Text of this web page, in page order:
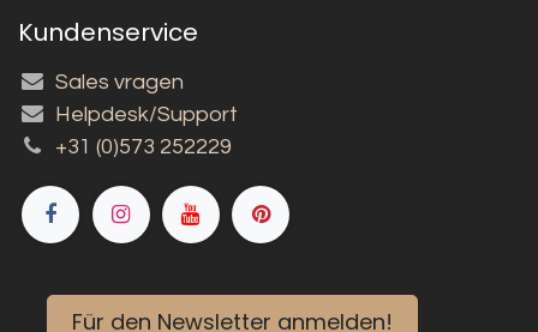
Kundenservice
Sales vragen
Helpdesk/Support
+31 (0)573 252229
Für den Newsletter anmelden!